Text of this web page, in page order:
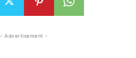
- Advertisement -